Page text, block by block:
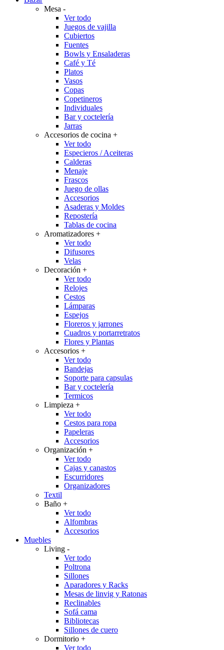
Mesa -
Ver todo
Juegos de vajilla
Cubiertos
Fuentes
Bowls y Ensaladeras
Café y Té
Platos
Vasos
Copas
Copetineros
Individuales
Bar y coctelería
Jarras
Accesorios de cocina +
Ver todo
Especieros / Aceiteras
Calderas
Menaje
Frascos
Juego de ollas
Accesorios
Asaderas y Moldes
Repostería
Tablas de cocina
Aromatizadores +
Ver todo
Difusores
Velas
Decoración +
Ver todo
Relojes
Cestos
Lámparas
Espejos
Floreros y jarrones
Cuadros y portarretratos
Flores y Plantas
Accesorios +
Ver todo
Bandejas
Soporte para capsulas
Bar y coctelería
Termicos
Limpieza +
Ver todo
Cestos para ropa
Papeleras
Accesorios
Organización +
Ver todo
Cajas y canastos
Escurridores
Organizadores
Textil
Baño +
Ver todo
Alfombras
Accesorios
Muebles
Living -
Ver todo
Poltrona
Sillones
Aparadores y Racks
Mesas de linvig y Ratonas
Reclinables
Sofá cama
Bibliotecas
Sillones de cuero
Dormitorio +
Ver todo